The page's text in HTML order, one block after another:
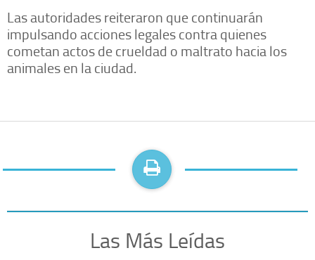
Las autoridades reiteraron que continuarán
impulsando acciones legales contra quienes
cometan actos de crueldad o maltrato hacia los
animales en la ciudad.
Las Más Leídas